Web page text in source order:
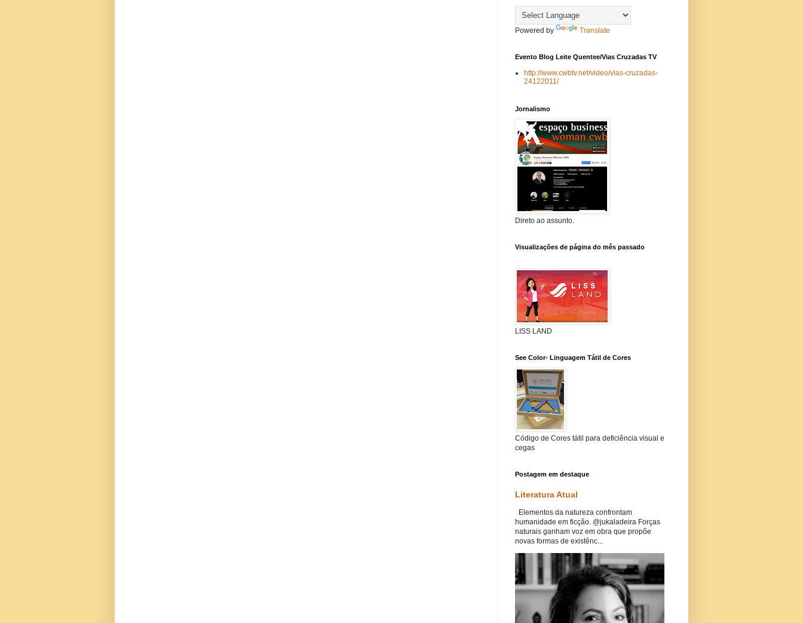
Powered by Translate
Evento Blog Leite Quentee/Vias Cruzadas TV
http://www.cwbtv.net/video/vias-cruzadas-
24122011/
Jornalismo
Direto ao assunto.
Visualizações de página do mês passado
LISS LAND
See Color- Linguagem Tátil de Cores
Código de Cores tátil para deficiência visual e
cegas
Postagem em destaque
Literatura Atual
Elementos da natureza confrontam
humanidade em ficção. @jukaladeira Forças
naturais ganham voz em obra que propõe
novas formas de existênc...